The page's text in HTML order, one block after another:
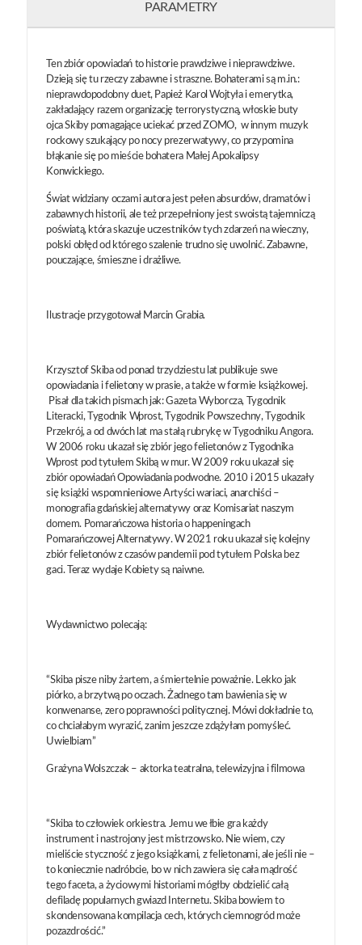
PARAMETRY
Ten zbiór opowiadań to historie prawdziwe i nieprawdziwe.
Dzieją się tu rzeczy zabawne i straszne. Bohaterami są m.in.:
nieprawdopodobny duet, Papież Karol Wojtyła i emerytka,
zakładający razem organizację terrorystyczną, włoskie buty
ojca Skiby pomagające uciekać przed ZOMO, w innym muzyk
rockowy szukający po nocy prezerwatywy, co przypomina
błąkanie się po mieście bohatera Małej Apokalipsy
Konwickiego.
Świat widziany oczami autora jest pełen absurdów, dramatów i
zabawnych historii, ale też przepełniony jest swoistą tajemniczą
poświatą, która skazuje uczestników tych zdarzeń na wieczny,
polski obłęd od którego szalenie trudno się uwolnić. Zabawne,
pouczające, śmieszne i drażliwe.
Ilustracje przygotował Marcin Grabia.
Krzysztof Skiba od ponad trzydziestu lat publikuje swe
opowiadania i felietony w prasie, a także w formie książkowej.
Pisał dla takich pismach jak: Gazeta Wyborcza, Tygodnik
Literacki, Tygodnik Wprost, Tygodnik Powszechny, Tygodnik
Przekrój, a od dwóch lat ma stałą rubrykę w Tygodniku Angora.
W 2006 roku ukazał się zbiór jego felietonów z Tygodnika
Wprost pod tytułem Skibą w mur. W 2009 roku ukazał się
zbiór opowiadań Opowiadania podwodne. 2010 i 2015 ukazały
się książki wspomnieniowe Artyści wariaci, anarchiści –
monografia gdańskiej alternatywy oraz Komisariat naszym
domem. Pomarańczowa historia o happeningach
Pomarańczowej Alternatywy. W 2021 roku ukazał się kolejny
zbiór felietonów z czasów pandemii pod tytułem Polska bez
gaci. Teraz wydaje Kobiety są naiwne.
Wydawnictwo polecają:
“Skiba pisze niby żartem, a śmiertelnie poważnie. Lekko jak
piórko, a brzytwą po oczach. Żadnego tam bawienia się w
konwenanse, zero poprawności politycznej. Mówi dokładnie to,
co chciałabym wyrazić, zanim jeszcze zdążyłam pomyśleć.
Uwielbiam”
Grażyna Wolszczak – aktorka teatralna, telewizyjna i filmowa
“Skiba to człowiek orkiestra. Jemu we łbie gra każdy
instrument i nastrojony jest mistrzowsko. Nie wiem, czy
mieliście styczność z jego książkami, z felietonami, ale jeśli nie –
to koniecznie nadróbcie, bo w nich zawiera się cała mądrość
tego faceta, a życiowymi historiami mógłby obdzielić całą
defiladę popularnych gwiazd Internetu. Skiba bowiem to
skondensowana kompilacja cech, których ciemnogród może
pozazdrościć.”